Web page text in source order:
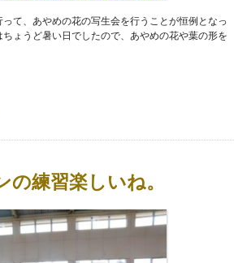
て、あやめの花の写生会を行うことが恒例となっ
ょうど暑い日でしたので、あやめの花や葉の形を
の練習楽しいね。